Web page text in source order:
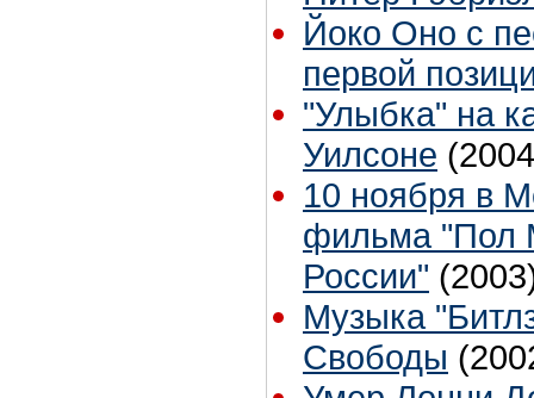
Йоко Оно с
первой
"Улыбка" на
Уилсоне
10 ноября в
фильма "Пол
России"
Музыка
Свободы